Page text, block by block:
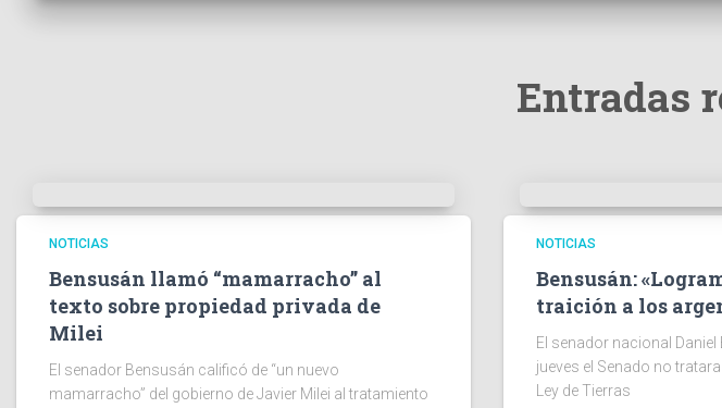
Entradas
NOTICIAS
Bensusán llamó “mamarracho” al
texto sobre propiedad privada de
Milei
El senador Bensusán calificó de “un nuevo
mamarracho” del gobierno de Javier Milei al tratamiento
NOTICIAS
Bensusán:
traición a los
El senador nacional
jueves el Senado no
Ley de Tierras